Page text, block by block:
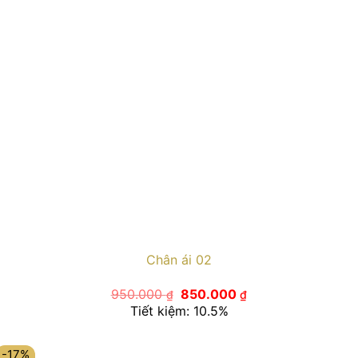
Chân ái 02
950.000₫ Giá
gốc
là:
850.000₫Giá
Tiết kiệm: 10.5%
-17%